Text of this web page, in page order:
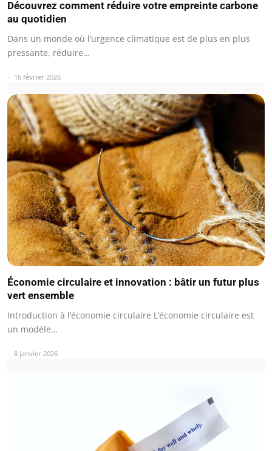
Découvrez comment réduire votre empreinte carbone
au quotidien
Dans un monde où l’urgence climatique est de plus en plus
pressante, réduire…
16 février 2026
Économie circulaire et innovation : bâtir un futur plus
vert ensemble
Introduction à l’économie circulaire L’économie circulaire est
un modèle…
8 janvier 2026